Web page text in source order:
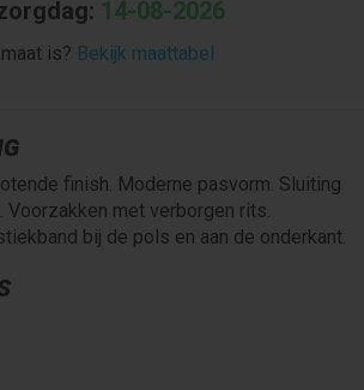
14-08-2026
is? Bekijk maattabel
finish. Moderne pasvorm. Sluiting
Voorzakken met verborgen rits.
bij de pols en aan de onderkant.